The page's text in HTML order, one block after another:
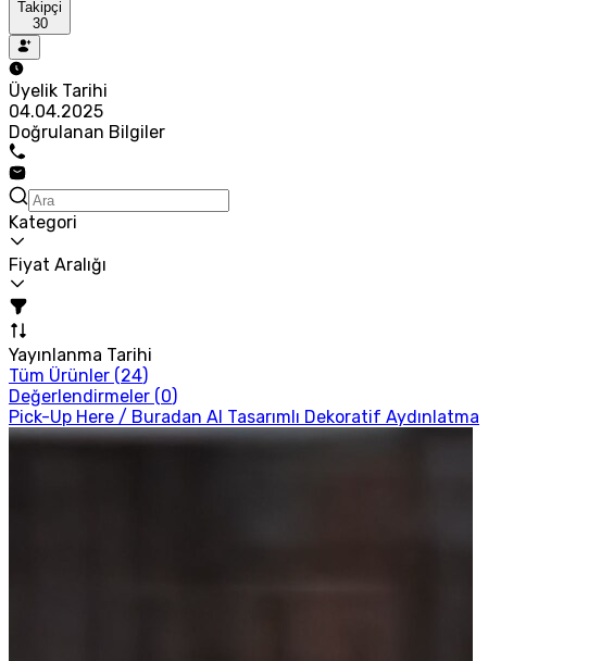
Takipçi
30
Üyelik Tarihi
04.04.2025
Doğrulanan Bilgiler
Kategori
Fiyat Aralığı
Yayınlanma Tarihi
Tüm Ürünler (24)
Değerlendirmeler (0)
Pick-Up Here / Buradan Al Tasarımlı Dekoratif Aydınlatma